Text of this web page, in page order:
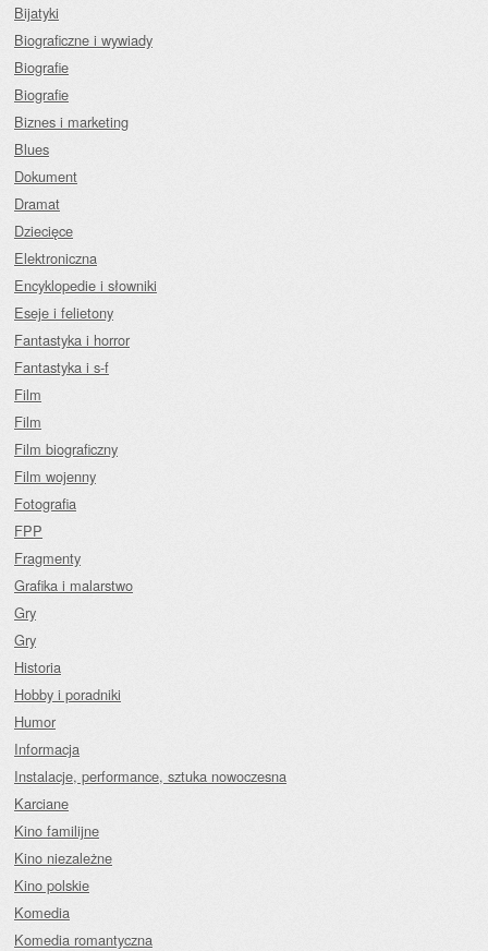
Bijatyki
Biograficzne i wywiady
Biografie
Biografie
Biznes i marketing
Blues
Dokument
Dramat
Dziecięce
Elektroniczna
Encyklopedie i słowniki
Eseje i felietony
Fantastyka i horror
Fantastyka i s-f
Film
Film
Film biograficzny
Film wojenny
Fotografia
FPP
Fragmenty
Grafika i malarstwo
Gry
Gry
Historia
Hobby i poradniki
Humor
Informacja
Instalacje, performance, sztuka nowoczesna
Karciane
Kino familijne
Kino niezależne
Kino polskie
Komedia
Komedia romantyczna